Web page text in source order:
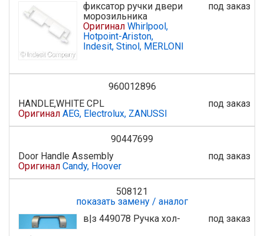
фиксатор ручки двери
морозильника
Оригинал Whirlpool,
Hotpoint-Ariston,
Indesit, Stinol, MERLONI
под заказ
960012896
HANDLE,WHITE CPL
Оригинал AEG, Electrolux, ZANUSSI
под заказ
90447699
Door Handle Assembly
Оригинал Candy, Hoover
под заказ
508121
показать замену / аналог
в|з 449078 Ручка хол-
под заказ